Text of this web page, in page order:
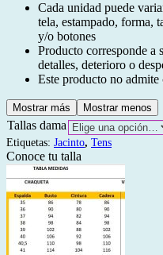
Cada unidad puede
tela, estampado, forma,
y/o botones
Producto corresponde a
detalles, deterioro o
Este producto no
Mostrar más Mostrar menos
Tallas dama
Etiquetas: Jacinto, Tens
Conoce tu talla